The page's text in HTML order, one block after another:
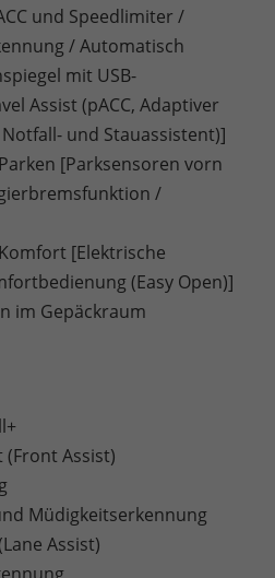
und Speedlimiter /
/ Automatisch
mit USB-
Assist (pACC, Adaptiver
und Stauassistent)]
[Parksensoren vorn
/
[Elektrische
(Easy Open)]
im Gepäckraum
Assist)
Müdigkeitserkennung
Assist)